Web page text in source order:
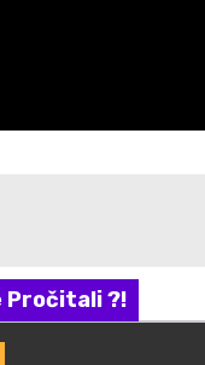
Pročitali ?!